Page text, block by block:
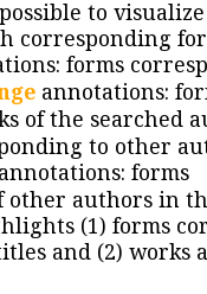
to
corresponding
forms
annotations:
of the searched
to other
annotations: forms
other authors in
(1) forms
and (2) works